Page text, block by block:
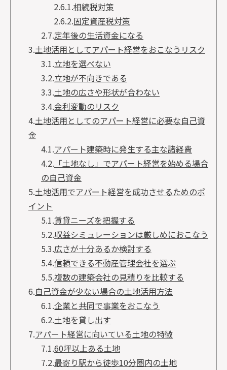
2.6.1.相続税対策
2.6.2.固定資産税対策
2.7.定年後の生活資金になる
3.土地活用としてアパート経営をおこなうリスク
3.1.立地を選べない
3.2.立地が不向きである
3.3.土地の広さや形状が合わない
3.4.金利変動のリスク
4.土地活用としてのアパート経営に必要な自己資
金
4.1.アパート建築時に発生する主な諸経費
4.2. 「土地なし」でアパート経営を始める場合
の自己資金
5.土地活用でアパート経営を成功させるためのポ
イント
5.1.賃貸ニーズを把握する
5.2.収益シミュレーションは厳しめにおこなう
5.3.広さが十分あるか検討する
5.4.信頼できる不動産管理会社を選ぶ
5.5.複数の建築会社の見積りを比較する
6.自己資金が少ない場合の土地活用方法
6.1.企業と共同で事業をおこなう
6.2.土地を貸し出す
7.アパート経営に向いている土地の特徴
7.1.60坪以上ある土地
7.2.最寄り駅から徒歩10分圏内の土地